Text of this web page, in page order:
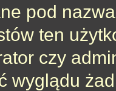
pod
ten
czy
wyglądu